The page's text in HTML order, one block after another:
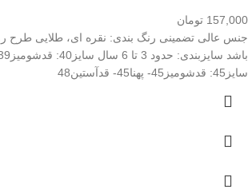
157,000 تومان
جنس عالی تضمینی رنگ بندی: نقره ای، طلایی طرح
سایز45: قدشومیز45- پهنا45- قدآستین48